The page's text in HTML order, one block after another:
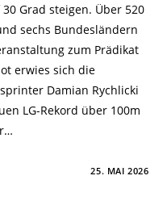
Grad steigen. Über 520
sechs Bundesländern
zum Prädikat
erwies sich die
Damian Rychlicki
LG-Rekord über 100m
25. MAI 2026